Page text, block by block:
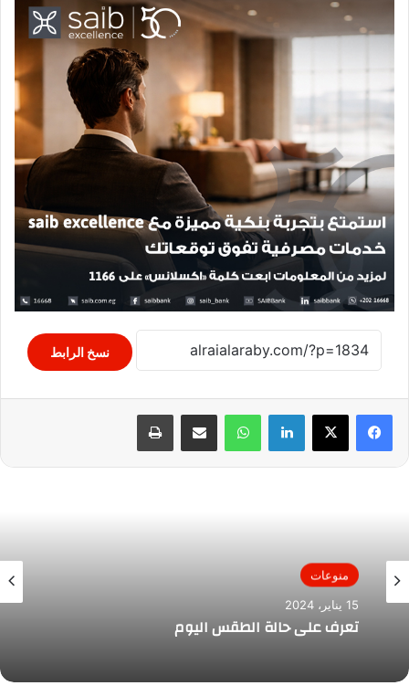
نسخ الرابط
لينكدإن واتساب مشاركة عبر البريد طباعة
منوعات
15 يناير، 2024
تعرف على حالة الطقس اليوم